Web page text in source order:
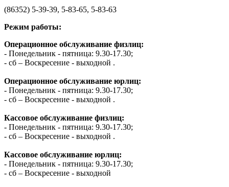
(86352) 5-39-39, 5-83-65, 5-83-63
Режим работы:
Операционное обслуживание физлиц:
- Понедельник - пятница: 9.30-17.30;
- сб – Воскресение - выходной .
Операционное обслуживание юрлиц:
- Понедельник - пятница: 9.30-17.30;
- сб – Воскресение - выходной .
Кассовое обслуживание физлиц:
- Понедельник - пятница: 9.30-17.30;
- сб – Воскресение - выходной .
Кассовое обслуживание юрлиц:
- Понедельник - пятница: 9.30-17.30;
- сб – Воскресение - выходной